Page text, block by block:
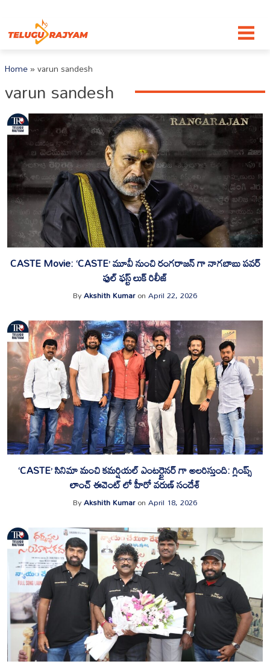
Home»varun sandesh
varun sandesh
CASTE Movie: ‘CASTE’ మూవీ నుంచి రంగరాజన్ గా నాగబాబు పవర్
ఫుల్ ఫస్ట్ లుక్ రిలీజ్
ByAkshith KumaronApril 22, 2026
‘CASTE’ సినిమా మంచి కమర్షియల్ ఎంటర్టైనర్ గా అలరిస్తుంది: గ్లింప్స్
లాంచ్ ఈవెంట్ లో హీరో వరుణ్ సందేశ్
ByAkshith KumaronApril 18, 2026